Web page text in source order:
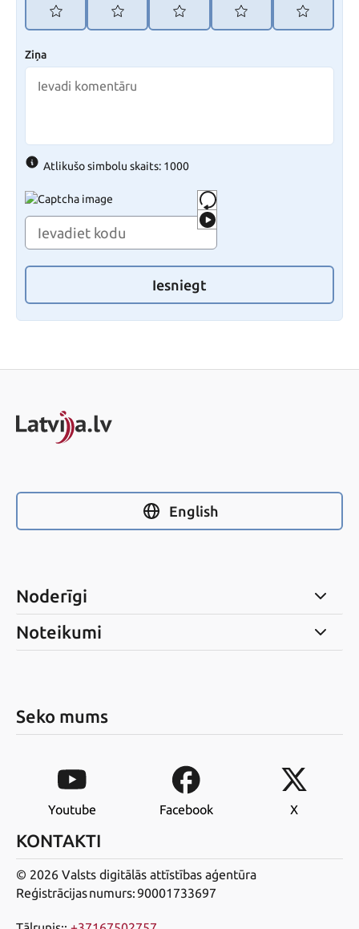
Ziņa
Atlikušo simbolu skaits: 1000
Iesniegt
English
Noderīgi
Noteikumi
Seko mums
Youtube Facebook X
KONTAKTI
© 2026 Valsts digitālās attīstības aģentūra
Reģistrācijas numurs: 90001733697